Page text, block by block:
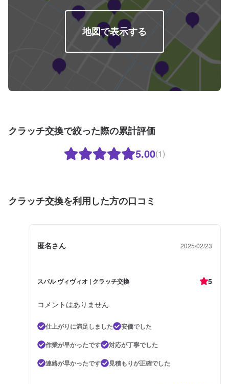
地図で表示する
クラッチ交換で絞った際の累計評価
5.00(1)
クラッチ交換を利用した方の口コミ
匿名さん 2025/02/23
スバル ヴィヴィオ | クラッチ交換 5
コメントはありません
仕上がりに満足しました
安価でした
作業が早かったです
対応が丁寧でした
連絡が早かったです
見積もりが正確でした